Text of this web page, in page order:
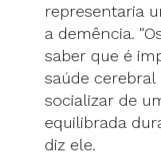
representaria
a demência.
saber que é
saúde
socializar de
equilibrada
diz ele.